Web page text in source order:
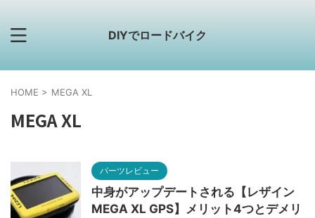
DIYでロードバイク
HOME > MEGA XL
MEGA XL
パーツレビュー
中身がアップデートされる【レザイン
MEGA XL GPS】メリット4つとデメリ